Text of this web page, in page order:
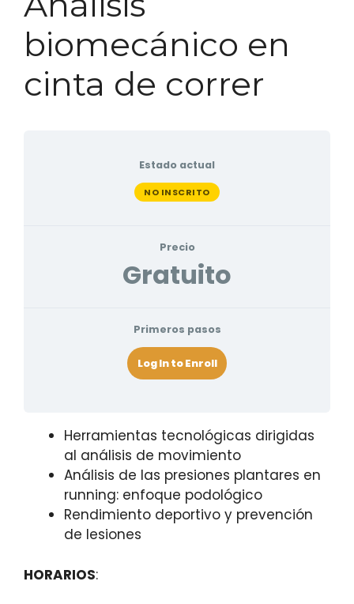
biomecánico en
cinta de correr
Estado actual
NO INSCRITO
Precio
Gratuito
Primeros pasos
Log In to Enroll
Herramientas tecnológicas dirigidas
al análisis de movimiento
Análisis de las presiones plantares en
running: enfoque podológico
Rendimiento deportivo y prevención
de lesiones
HORARIOS: